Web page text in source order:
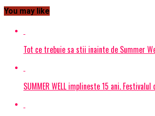
You may like
Tot ce trebuie sa stii inainte de Summer
SUMMER WELL implineste 15 ani.